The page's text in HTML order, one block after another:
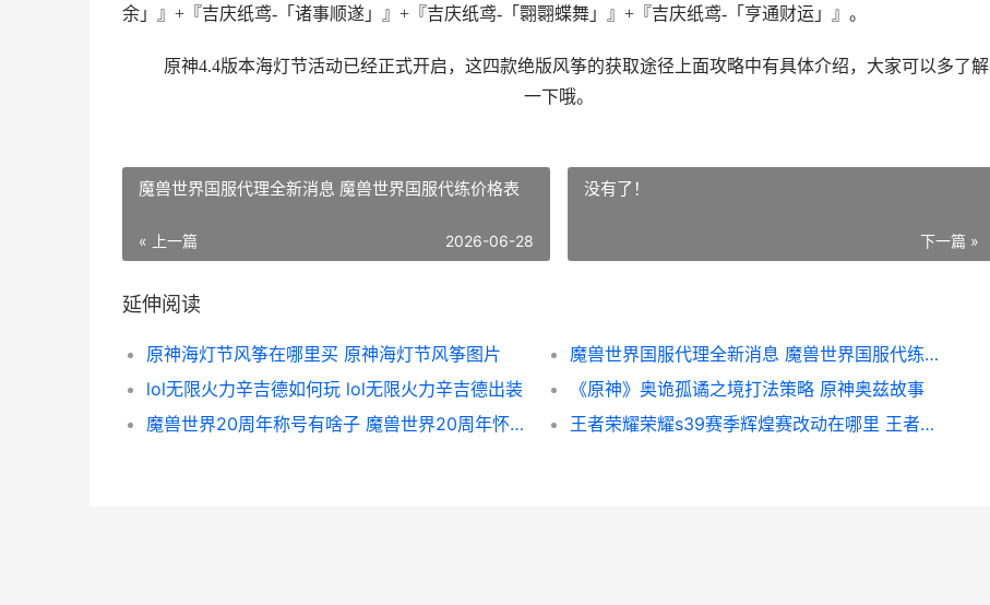
余」』+『吉庆纸鸢-「诸事顺遂」』+『吉庆纸鸢-「翾翾蝶舞」』+『吉庆纸鸢-「亨通财运」』。
原神4.4版本海灯节活动已经正式开启，这四款绝版风筝的获取途径上面攻略中有具体介绍，大家可以多了解
一下哦。
魔兽世界国服代理全新消息 魔兽世界国服代练价格表
« 上一篇 2026-06-28
没有了！
下一篇 »
延伸阅读
原神海灯节风筝在哪里买 原神海灯节风筝图片
魔兽世界国服代理全新消息 魔兽世界国服代练价格表
lol无限火力辛吉德如何玩 lol无限火力辛吉德出装
《原神》奥诡孤谲之境打法策略 原神奥兹故事
魔兽世界20周年称号有啥子 魔兽世界20周年怀旧服更新公告
王者荣耀荣耀s39赛季辉煌赛改动在哪里 王者荣耀荣耀s36赛季更新时间